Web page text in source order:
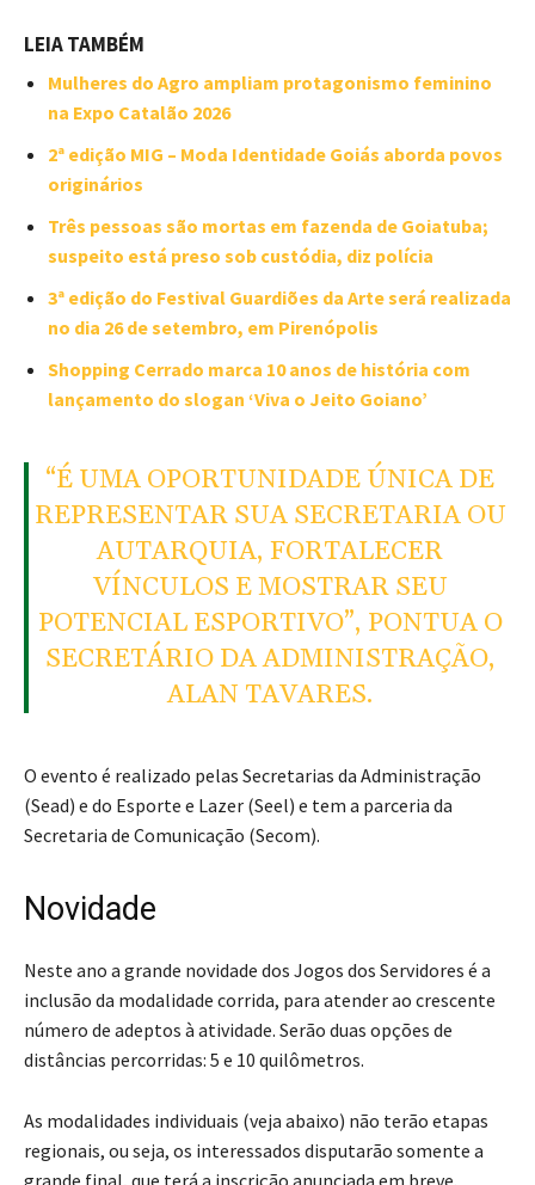
LEIA TAMBÉM
Mulheres do Agro ampliam protagonismo feminino
na Expo Catalão 2026
2ª edição MIG – Moda Identidade Goiás aborda povos
originários
Três pessoas são mortas em fazenda de Goiatuba;
suspeito está preso sob custódia, diz polícia
3ª edição do Festival Guardiões da Arte será realizada
no dia 26 de setembro, em Pirenópolis
Shopping Cerrado marca 10 anos de história com
lançamento do slogan ‘Viva o Jeito Goiano’
“É UMA OPORTUNIDADE ÚNICA DE
REPRESENTAR SUA SECRETARIA OU
AUTARQUIA, FORTALECER
VÍNCULOS E MOSTRAR SEU
POTENCIAL ESPORTIVO”, PONTUA O
SECRETÁRIO DA ADMINISTRAÇÃO,
ALAN TAVARES.
O evento é realizado pelas Secretarias da Administração
(Sead) e do Esporte e Lazer (Seel) e tem a parceria da
Secretaria de Comunicação (Secom).
Novidade
Neste ano a grande novidade dos Jogos dos Servidores é a
inclusão da modalidade corrida, para atender ao crescente
número de adeptos à atividade. Serão duas opções de
distâncias percorridas: 5 e 10 quilômetros.
As modalidades individuais (veja abaixo) não terão etapas
regionais, ou seja, os interessados disputarão somente a